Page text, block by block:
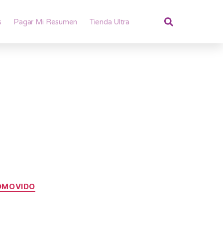
Pagar Mi Resumen Tienda Ultra